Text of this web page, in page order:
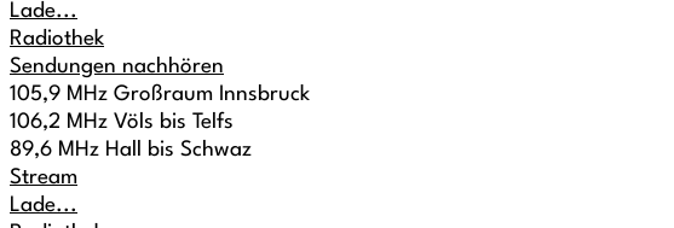
Lade...
Radiothek
Sendungen nachhören
105,9 MHz Großraum Innsbruck
106,2 MHz Völs bis Telfs
89,6 MHz Hall bis Schwaz
Stream
Lade...